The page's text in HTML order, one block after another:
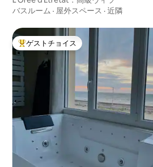
バスルーム · 屋外スペース · 近隣
大好評のゲストチョイスです。
ゲストチョイス